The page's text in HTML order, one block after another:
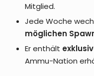
Mitglied.
Jede Woche
möglichen
Er enthält
Ammu-Nation